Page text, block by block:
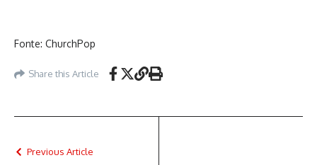
Fonte: ChurchPop
Share this Article
Previous Article